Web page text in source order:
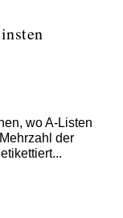
wo A-Listen
der